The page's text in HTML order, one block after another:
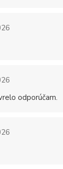
odporúčam.